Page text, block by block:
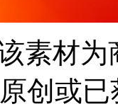
素材
创或